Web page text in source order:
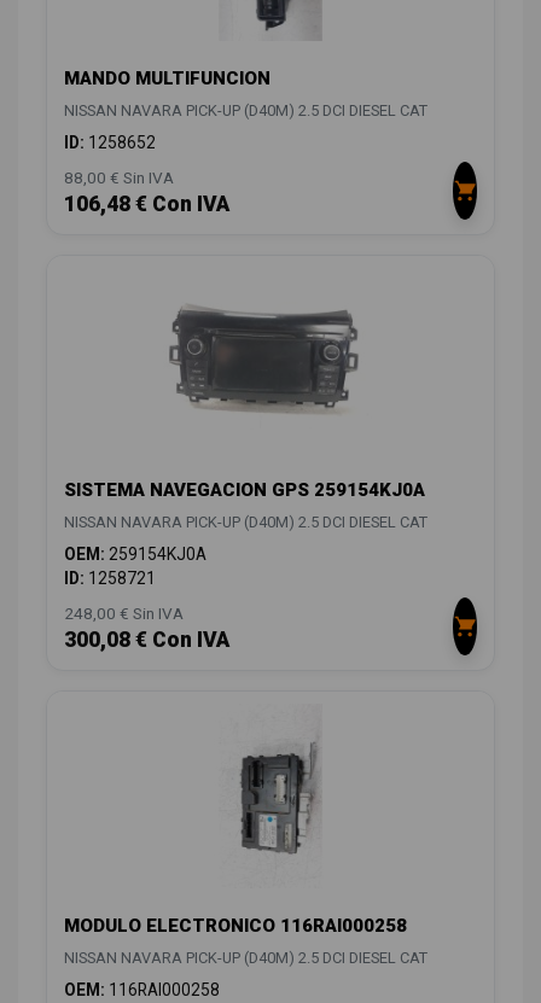
MANDO MULTIFUNCION
NISSAN NAVARA PICK-UP (D40M) 2.5 DCI DIESEL CAT
ID: 1258652
88,00 € Sin IVA
106,48 € Con IVA
SISTEMA NAVEGACION GPS 259154KJ0A
NISSAN NAVARA PICK-UP (D40M) 2.5 DCI DIESEL CAT
OEM: 259154KJ0A
ID: 1258721
248,00 € Sin IVA
300,08 € Con IVA
MODULO ELECTRONICO 116RAI000258
NISSAN NAVARA PICK-UP (D40M) 2.5 DCI DIESEL CAT
OEM: 116RAI000258